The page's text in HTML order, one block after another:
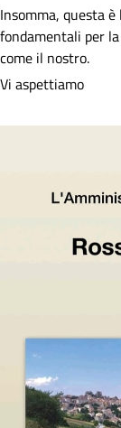
Insomma, questa
fondamentali per
come il nostro.
Vi aspettiamo